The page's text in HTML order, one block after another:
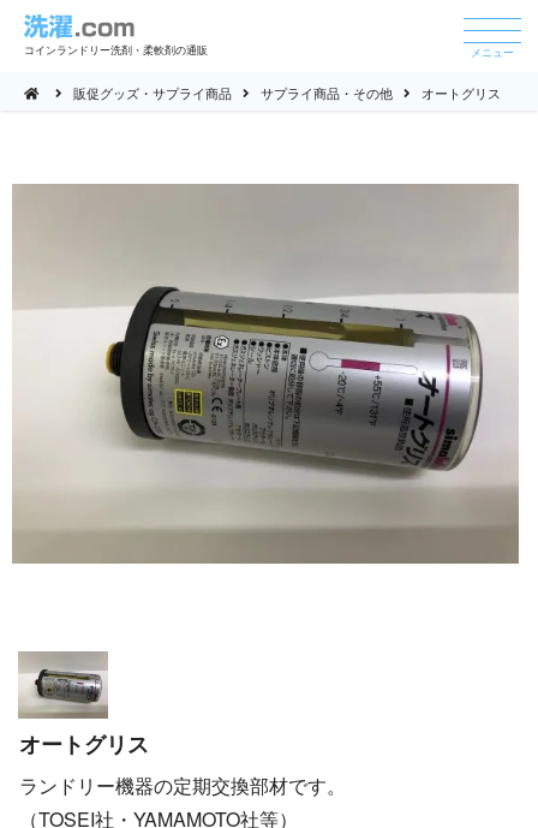
コインランドリー洗剤・柔軟剤の通販 メニュー
販促グッズ・サプライ商品 サプライ商品・その他 オートグリス
オートグリス
ランドリー機器の定期交換部材です。
（TOSEI社・YAMAMOTO社等）